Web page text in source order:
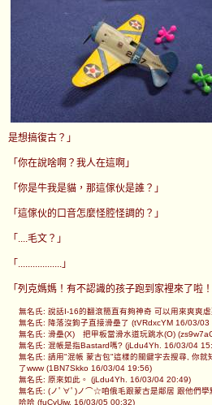
是想搞復古？」
「你在說啥啊？我人在這啊」
「你是牛我是貓，那這傢伙是誰？」
「這傢伙的口音怎麼怪腔怪調的？」
「....毛文？」
「..................」
「列克媽媽！有不認識的孩子跑到家裡來了啦！
無名氏: 說話I-16的翻滾簡直有夠神奇 可以用來爽爽
無名氏: 降落沒鉤子直接滑壘了 (tVRdxcYM 16/03/03
無名氏: 滑壘(X) 把甲板當滑水道玩跳水(O)
無名氏: 混帳是指Bastard嗎? (jLdu4Yh. 16/03/04
無名氏: 請用"混帳 蒙古包"這樣的關鍵字去搜尋, 你就
了www (1BN7Skko 16/03/04 19:56)
無名氏: 原來如此。 (jLdu4Yh. 16/03/04 20:49)
無名氏: (ノﾟ∀ﾟ)ノ⌒☆咱俄毛跟蒙古是鄰居 跟他們學
哈哈 (fuCyUiw. 16/03/05 00:32)